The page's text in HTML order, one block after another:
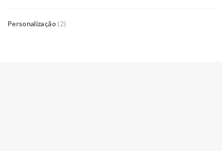
Personalização (2)